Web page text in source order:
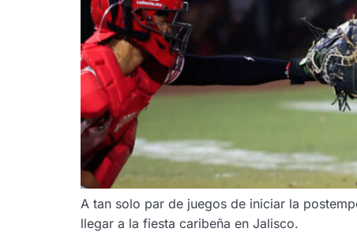
A tan solo par de juegos de iniciar la
llegar a la fiesta caribeña en Jalisco.